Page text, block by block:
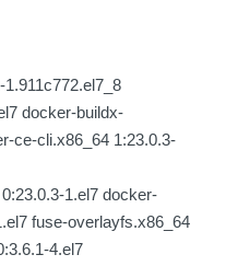
docker-buildx-
ce-cli.x86_64 1:23.0.3-
1.el7 docker-
fuse-overlayfs.x86_64
4.el7